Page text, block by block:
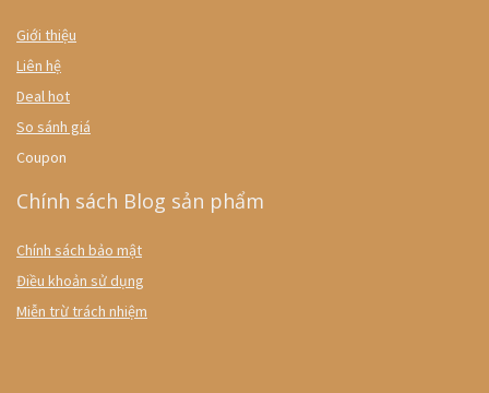
Giới thiệu
Liên hệ
Deal hot
So sánh giá
Coupon
Chính sách Blog sản phẩm
Chính sách bảo mật
Điều khoản sử dụng
Miễn trừ trách nhiệm